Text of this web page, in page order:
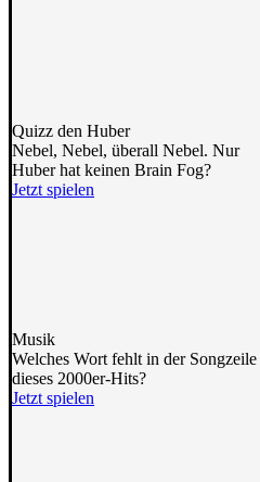
Quizz den Huber
Nebel, Nebel, überall Nebel. Nur
Huber hat keinen Brain Fog?
Jetzt spielen
Musik
Welches Wort fehlt in der Songzeile
dieses 2000er-Hits?
Jetzt spielen